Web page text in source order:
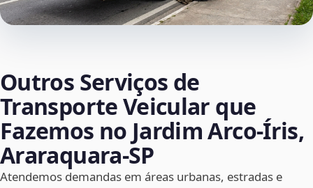
Outros Serviços de
Transporte Veicular que
Fazemos no Jardim Arco‑Íris,
Araraquara‑SP
Atendemos demandas em áreas urbanas, estradas e